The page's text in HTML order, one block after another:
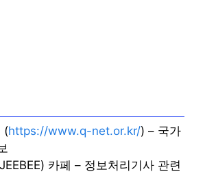
(https://www.q-net.or.kr/) – 국가
카페 – 정보처리기사 관련